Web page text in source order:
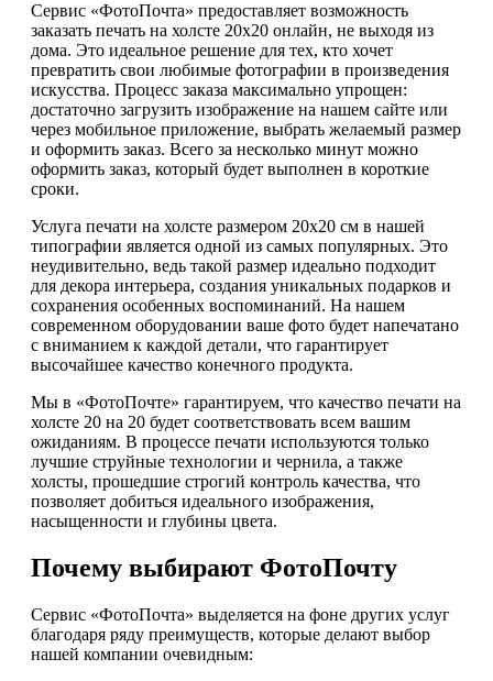
Сервис «ФотоПочта» предоставляет возможность
заказать печать на холсте 20х20 онлайн, не выходя из
дома. Это идеальное решение для тех, кто хочет
превратить свои любимые фотографии в произведения
искусства. Процесс заказа максимально упрощен:
достаточно загрузить изображение на нашем сайте или
через мобильное приложение, выбрать желаемый размер
и оформить заказ. Всего за несколько минут можно
оформить заказ, который будет выполнен в короткие
сроки.
Услуга печати на холсте размером 20х20 см в нашей
типографии является одной из самых популярных. Это
неудивительно, ведь такой размер идеально подходит
для декора интерьера, создания уникальных подарков и
сохранения особенных воспоминаний. На нашем
современном оборудовании ваше фото будет напечатано
с вниманием к каждой детали, что гарантирует
высочайшее качество конечного продукта.
Мы в «ФотоПочте» гарантируем, что качество печати на
холсте 20 на 20 будет соответствовать всем вашим
ожиданиям. В процессе печати используются только
лучшие струйные технологии и чернила, а также
холсты, прошедшие строгий контроль качества, что
позволяет добиться идеального изображения,
насыщенности и глубины цвета.
Почему выбирают ФотоПочту
Сервис «ФотоПочта» выделяется на фоне других услуг
благодаря ряду преимуществ, которые делают выбор
нашей компании очевидным: